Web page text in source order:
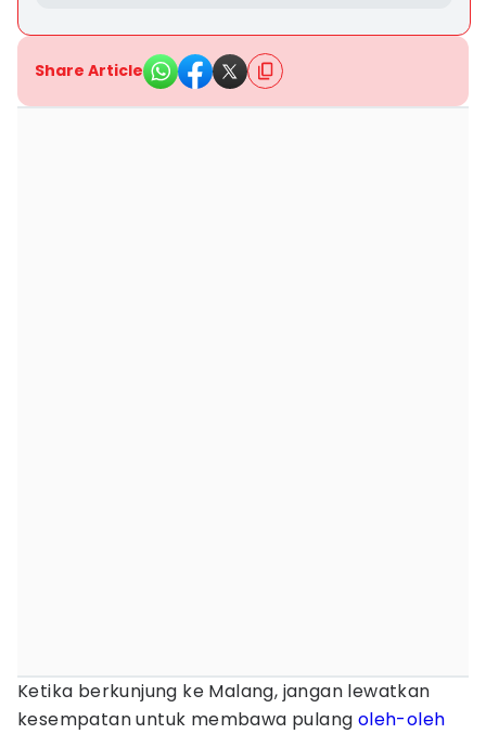
Share Article
Ketika berkunjung ke Malang, jangan lewatkan
kesempatan untuk membawa pulang oleh-oleh